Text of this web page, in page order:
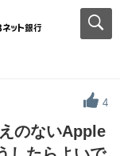
4
のないApple